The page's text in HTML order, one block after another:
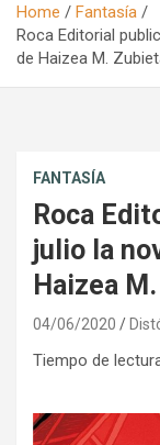
Home
Fantasía
Roca Editorial
de Haizea M.
FANTASÍA
Roca
julio la
Haizea
04/06/2020
Tiempo de